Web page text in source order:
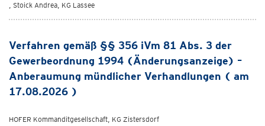
, Stoick Andrea, KG Lassee
Verfahren gemäß §§ 356 iVm 81 Abs. 3 der
Gewerbeordnung 1994 (Änderungsanzeige) –
Anberaumung mündlicher Verhandlungen ( am
17.08.2026 )
HOFER Kommanditgesellschaft, KG Zistersdorf